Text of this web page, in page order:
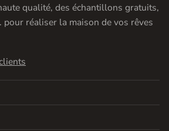
qualité, des échantillons gratuits,
réaliser la maison de vos rêves